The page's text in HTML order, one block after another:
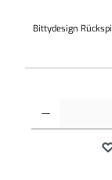
Bittydesign